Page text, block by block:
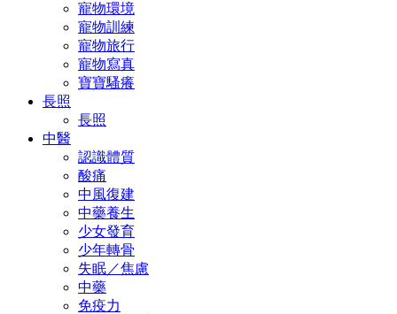
寵物環境
寵物訓練
寵物旅行
寵物寫真
寶寶騷癢
長照
長照
中醫
認識體質
酸痛
中風復建
中藥養生
少女發育
少年轉骨
失眠／焦慮
中藥
免疫力